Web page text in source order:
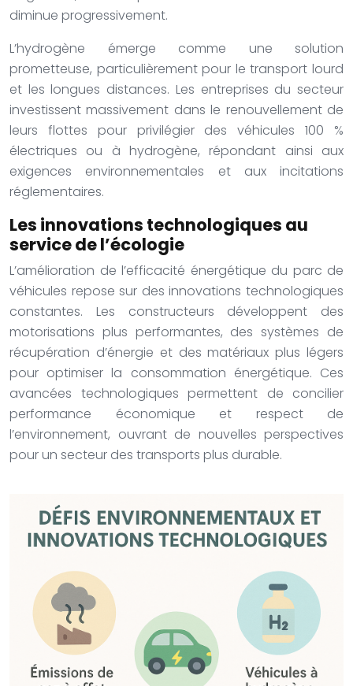
diminue progressivement.
L’hydrogène émerge comme une solution
prometteuse, particulièrement pour le transport lourd
et les longues distances. Les entreprises du secteur
investissent massivement dans le renouvellement de
leurs flottes pour privilégier des véhicules 100 %
électriques ou à hydrogène, répondant ainsi aux
exigences environnementales et aux incitations
réglementaires.
Les innovations technologiques au
service de l’écologie
L’amélioration de l’efficacité énergétique du parc de
véhicules repose sur des innovations technologiques
constantes. Les constructeurs développent des
motorisations plus performantes, des systèmes de
récupération d’énergie et des matériaux plus légers
pour optimiser la consommation énergétique. Ces
avancées technologiques permettent de concilier
performance économique et respect de
l’environnement, ouvrant de nouvelles perspectives
pour un secteur des transports plus durable.